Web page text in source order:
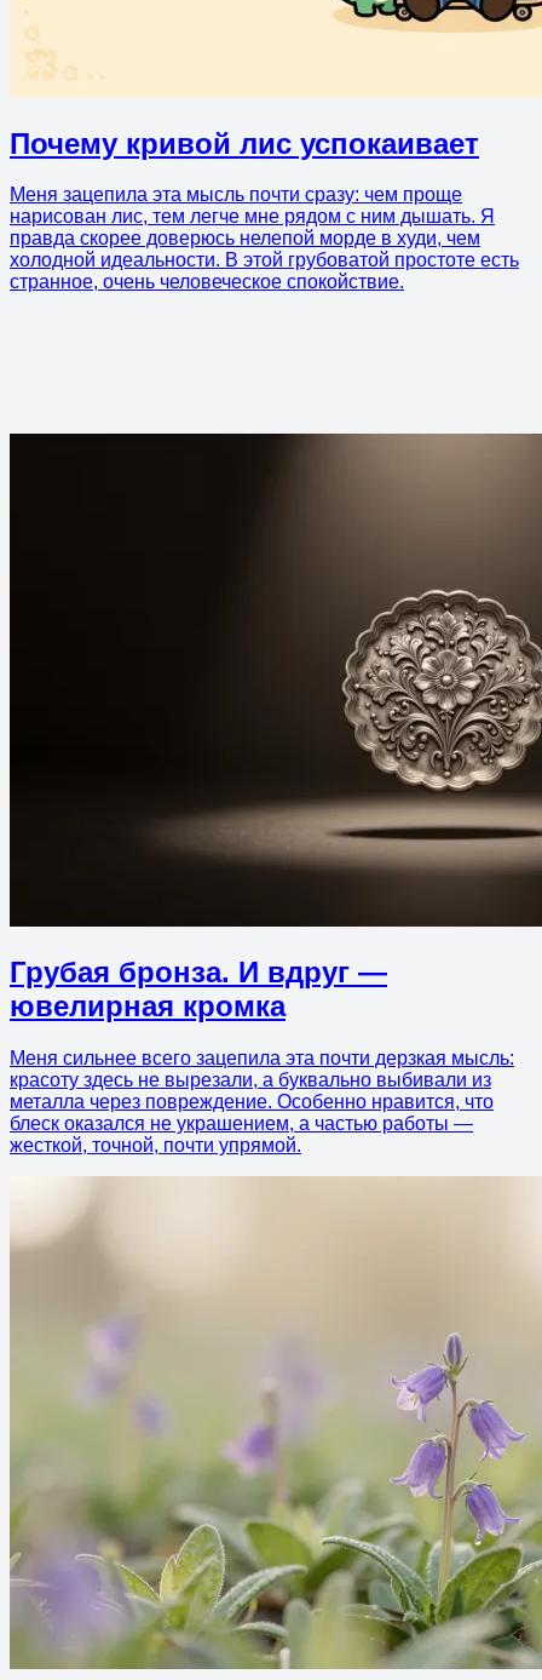
Почему кривой лис успокаивает
Меня зацепила эта мысль почти сразу: чем проще
нарисован лис, тем легче мне рядом с ним дышать. Я
правда скорее доверюсь нелепой морде в худи, чем
холодной идеальности. В этой грубоватой простоте есть
странное, очень человеческое спокойствие.
Грубая бронза. И вдруг —
ювелирная кромка
Меня сильнее всего зацепила эта почти дерзкая мысль:
красоту здесь не вырезали, а буквально выбивали из
металла через повреждение. Особенно нравится, что
блеск оказался не украшением, а частью работы —
жесткой, точной, почти упрямой.